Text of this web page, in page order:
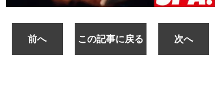
前へ この記事に戻る 次へ